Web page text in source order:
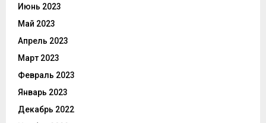
Июнь 2023
Май 2023
Апрель 2023
Март 2023
Февраль 2023
Январь 2023
Декабрь 2022